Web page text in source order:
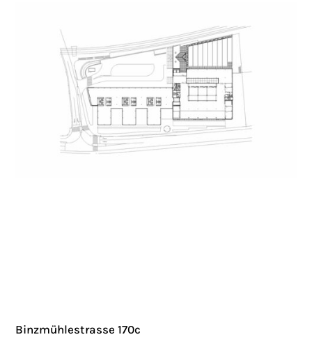
Binzmühlestrasse 170c